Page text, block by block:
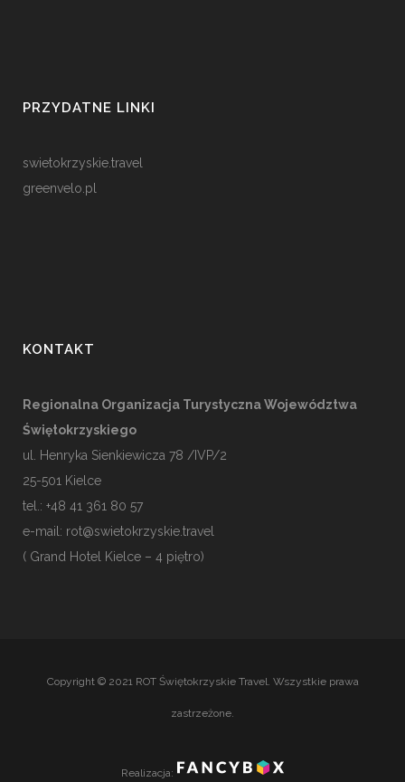
PRZYDATNE LINKI
swietokrzyskie.travel
greenvelo.pl
KONTAKT
Regionalna Organizacja Turystyczna Województwa
Świętokrzyskiego
ul. Henryka Sienkiewicza 78 /IVP/2
25-501 Kielce
tel.: +48 41 361 80 57
e-mail: rot@swietokrzyskie.travel
( Grand Hotel Kielce – 4 piętro)
Copyright © 2021 ROT Świętokrzyskie Travel. Wszystkie prawa
zastrzeżone.
Realizacja: